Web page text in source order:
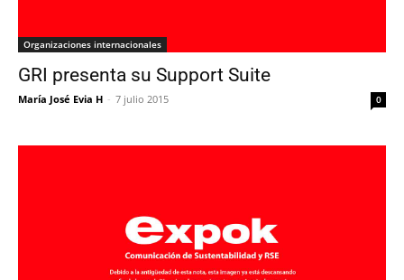
Organizaciones internacionales
GRI presenta su Support Suite
María José Evia H - 7 julio 2015 0